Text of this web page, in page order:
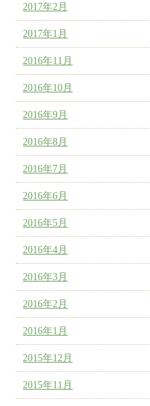
2017年2月
2017年1月
2016年11月
2016年10月
2016年9月
2016年8月
2016年7月
2016年6月
2016年5月
2016年4月
2016年3月
2016年2月
2016年1月
2015年12月
2015年11月